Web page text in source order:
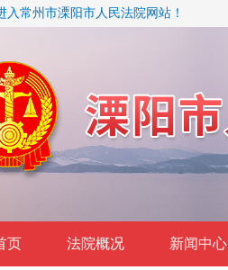
入常州市溧阳市人民法院网站！
页 法院概况 新闻中心